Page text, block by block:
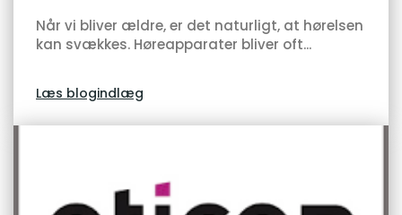
Når vi bliver ældre, er det naturligt, at hørelsen
kan svækkes. Høreapparater bliver oft...
Læs blogindlæg